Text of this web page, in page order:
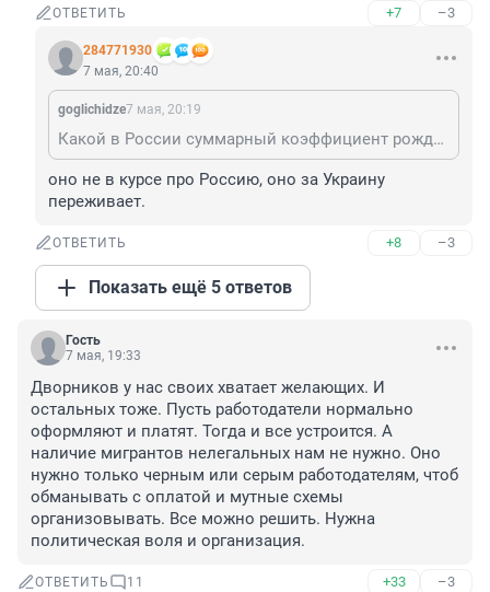
ОТВЕТИТЬ +7 –3
284771930
7 мая, 20:40
goglichidze7 мая, 20:19
Какой в России суммарный коэффициент рождаемости, не напомните, 1.4, 1.3?
оно не в курсе про Россию, оно за Украину
переживает.
ОТВЕТИТЬ +8 –3
Показать ещё 5 ответов
Гость
7 мая, 19:33
Дворников у нас своих хватает желающих. И
остальных тоже. Пусть работодатели нормально
оформляют и платят. Тогда и все устроится. А
наличие мигрантов нелегальных нам не нужно. Оно
нужно только черным или серым работодателям, чтоб
обманывать с оплатой и мутные схемы
организовывать. Все можно решить. Нужна
политическая воля и организация.
ОТВЕТИТЬ 11 +33 –3